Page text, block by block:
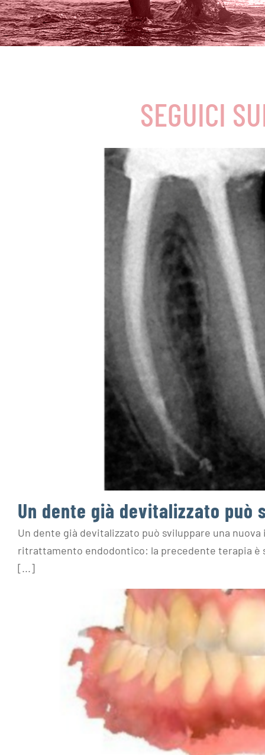
SEGUICI
Un dente già devitalizzato può
Un dente già devitalizzato può sviluppare una
ritrattamento endodontico: la precedente terapia
[...]